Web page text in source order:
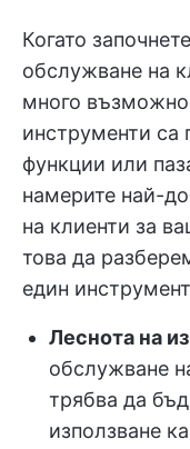
Когато
обслужване на
много
инструменти са
функции или
намерите най-
на клиенти за
това да
един
Леснота на
обслужване
трябва да
използване